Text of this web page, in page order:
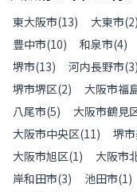
東大阪市(13) 大東市(2)
豊中市(10) 和泉市(4)
堺市(13) 河内長野市(3)
堺市堺区(2) 大阪市福
八尾市(5) 大阪市鶴見
大阪市中央区(11) 堺
大阪市旭区(1) 大阪市
岸和田市(3) 池田市(1)